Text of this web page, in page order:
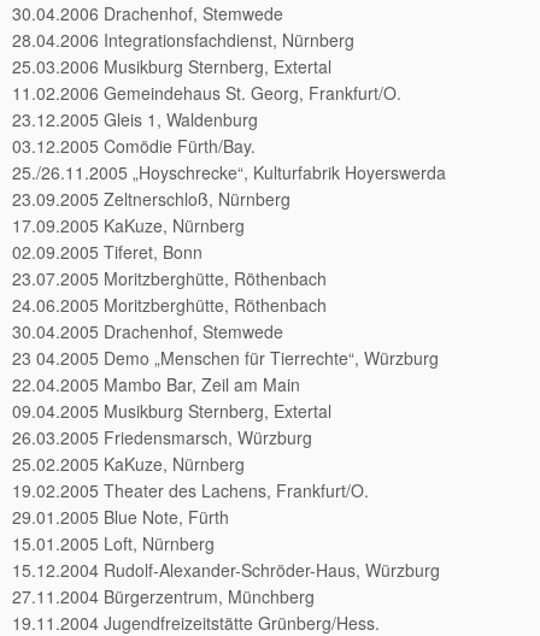
30.04.2006 Drachenhof, Stemwede
28.04.2006 Integrationsfachdienst, Nürnberg
25.03.2006 Musikburg Sternberg, Extertal
11.02.2006 Gemeindehaus St. Georg, Frankfurt/O.
23.12.2005 Gleis 1, Waldenburg
03.12.2005 Comödie Fürth/Bay.
25./26.11.2005 „Hoyschrecke“, Kulturfabrik Hoyerswerda
23.09.2005 Zeltnerschloß, Nürnberg
17.09.2005 KaKuze, Nürnberg
02.09.2005 Tiferet, Bonn
23.07.2005 Moritzberghütte, Röthenbach
24.06.2005 Moritzberghütte, Röthenbach
30.04.2005 Drachenhof, Stemwede
23 04.2005 Demo „Menschen für Tierrechte“, Würzburg
22.04.2005 Mambo Bar, Zeil am Main
09.04.2005 Musikburg Sternberg, Extertal
26.03.2005 Friedensmarsch, Würzburg
25.02.2005 KaKuze, Nürnberg
19.02.2005 Theater des Lachens, Frankfurt/O.
29.01.2005 Blue Note, Fürth
15.01.2005 Loft, Nürnberg
15.12.2004 Rudolf-Alexander-Schröder-Haus, Würzburg
27.11.2004 Bürgerzentrum, Münchberg
19.11.2004 Jugendfreizeitstätte Grünberg/Hess.